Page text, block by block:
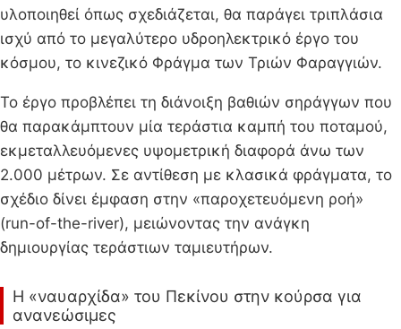
υλοποιηθεί όπως σχεδιάζεται, θα παράγει τριπλάσια
ισχύ από το μεγαλύτερο υδροηλεκτρικό έργο του
κόσμου, το κινεζικό Φράγμα των Τριών Φαραγγιών.
Το έργο προβλέπει τη διάνοιξη βαθιών σηράγγων που
θα παρακάμπτουν μία τεράστια καμπή του ποταμού,
εκμεταλλευόμενες υψομετρική διαφορά άνω των
2.000 μέτρων. Σε αντίθεση με κλασικά φράγματα, το
σχέδιο δίνει έμφαση στην «παροχετευόμενη ροή»
(run-of-the-river), μειώνοντας την ανάγκη
δημιουργίας τεράστιων ταμιευτήρων.
Η «ναυαρχίδα» του Πεκίνου στην κούρσα για
ανανεώσιμες